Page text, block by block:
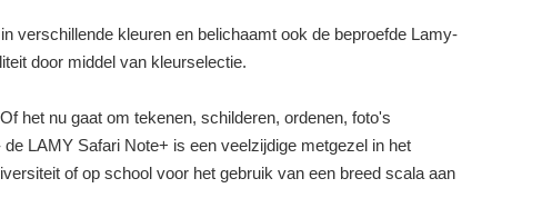
verschillende kleuren en belichaamt ook de beproefde Lamy-
door middel van kleurselectie.
het nu gaat om tekenen, schilderen, ordenen, foto's
LAMY Safari Note+ is een veelzijdige metgezel in het
of op school voor het gebruik van een breed scala aan